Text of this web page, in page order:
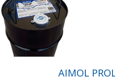
AIMOL